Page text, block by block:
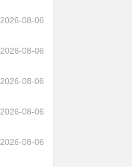
2026-08-06
2026-08-06
2026-08-06
2026-08-06
2026-08-06